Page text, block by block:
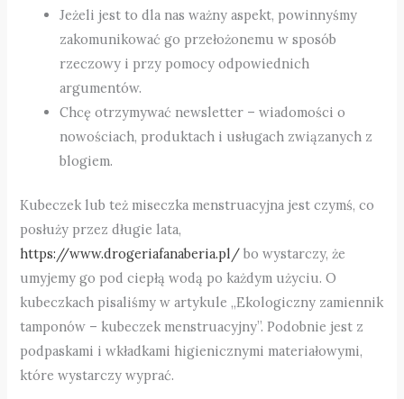
Jeżeli jest to dla nas ważny aspekt, powinnyśmy
zakomunikować go przełożonemu w sposób
rzeczowy i przy pomocy odpowiednich
argumentów.
Chcę otrzymywać newsletter – wiadomości o
nowościach, produktach i usługach związanych z
blogiem.
Kubeczek lub też miseczka menstruacyjna jest czymś, co
posłuży przez długie lata,
https://www.drogeriafanaberia.pl/bo wystarczy, że
umyjemy go pod ciepłą wodą po każdym użyciu. O
kubeczkach pisaliśmy w artykule „Ekologiczny zamiennik
tamponów – kubeczek menstruacyjny”. Podobnie jest z
podpaskami i wkładkami higienicznymi materiałowymi,
które wystarczy wyprać.